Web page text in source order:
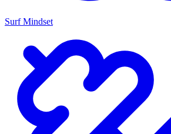
Surf Mindset